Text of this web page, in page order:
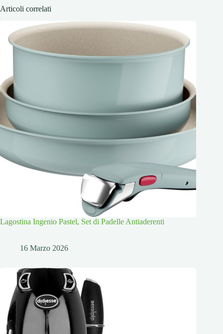
Articoli correlati
Lagostina Ingenio Pastel, Set di Padelle Antiaderenti
16 Marzo 2026